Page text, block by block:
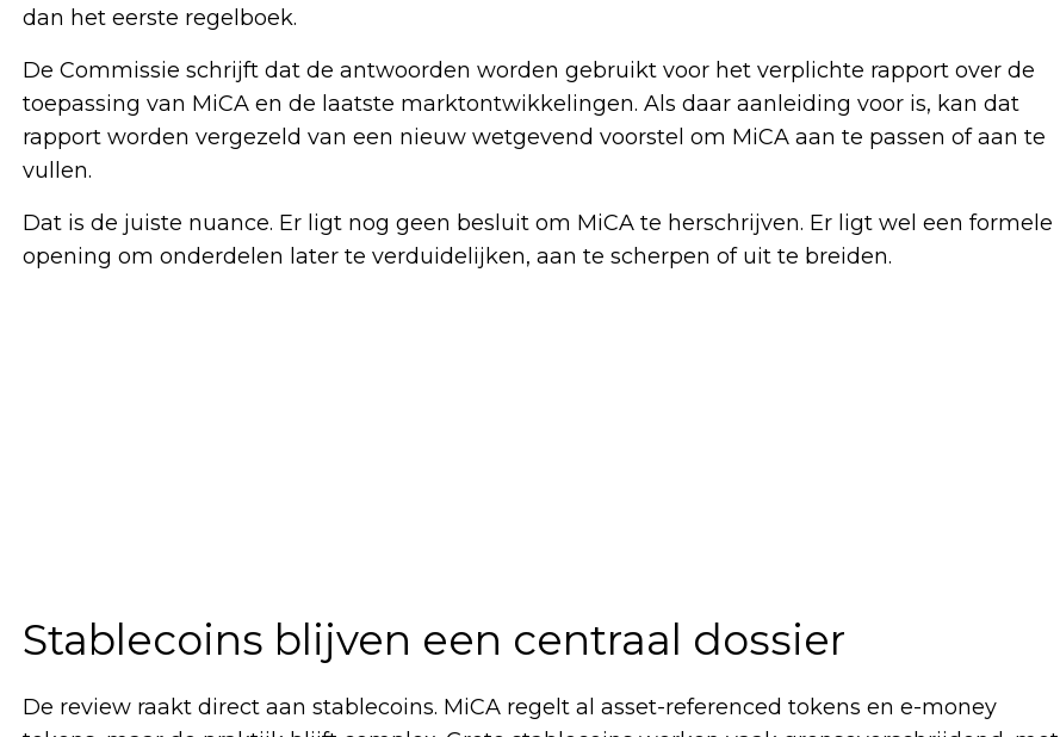
dan het eerste regelboek.
De Commissie schrijft dat de antwoorden worden gebruikt voor het verplichte rapport over de
toepassing van MiCA en de laatste marktontwikkelingen. Als daar aanleiding voor is, kan dat
rapport worden vergezeld van een nieuw wetgevend voorstel om MiCA aan te passen of aan te
vullen.
Dat is de juiste nuance. Er ligt nog geen besluit om MiCA te herschrijven. Er ligt wel een formele
opening om onderdelen later te verduidelijken, aan te scherpen of uit te breiden.
Stablecoins blijven een centraal dossier
De review raakt direct aan stablecoins. MiCA regelt al asset-referenced tokens en e-money